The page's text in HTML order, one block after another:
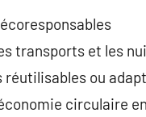
transports et les
ou
circulaire